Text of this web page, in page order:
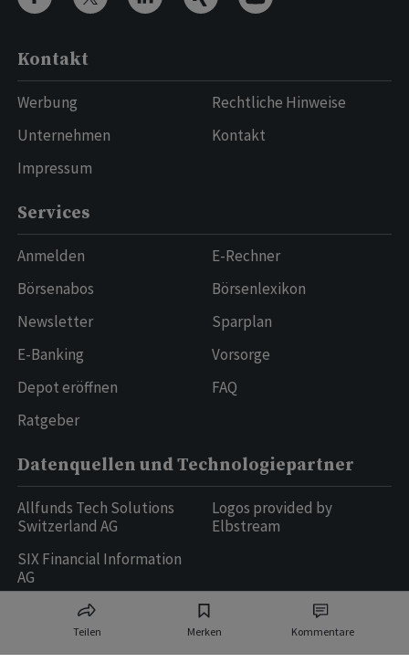
Teilen Merken Kommentare
Kontakt
Werbung
Unternehmen
Impressum
Rechtliche Hinweise
Kontakt
Services
Anmelden
Börsenabos
Newsletter
E-Banking
Depot eröffnen
Ratgeber
E-Rechner
Börsenlexikon
Sparplan
Vorsorge
FAQ
Datenquellen und Technologiepartner
Allfunds Tech Solutions
Switzerland AG
SIX Financial Information
AG
Logos provided by
Elbstream